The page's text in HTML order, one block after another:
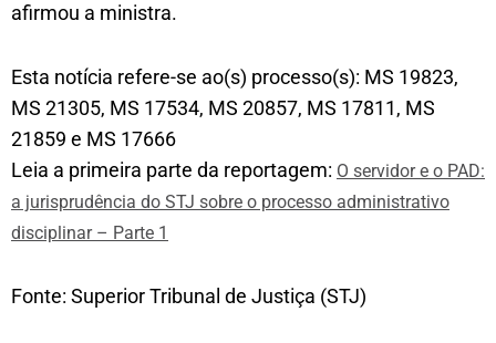
afirmou a ministra.
Esta notícia refere-se ao(s) processo(s): MS 19823,
MS 21305, MS 17534, MS 20857, MS 17811, MS
21859 e MS 17666
Leia a primeira parte da reportagem: O servidor e o PAD:
a jurisprudência do STJ sobre o processo administrativo
disciplinar – Parte 1
Fonte: Superior Tribunal de Justiça (STJ)